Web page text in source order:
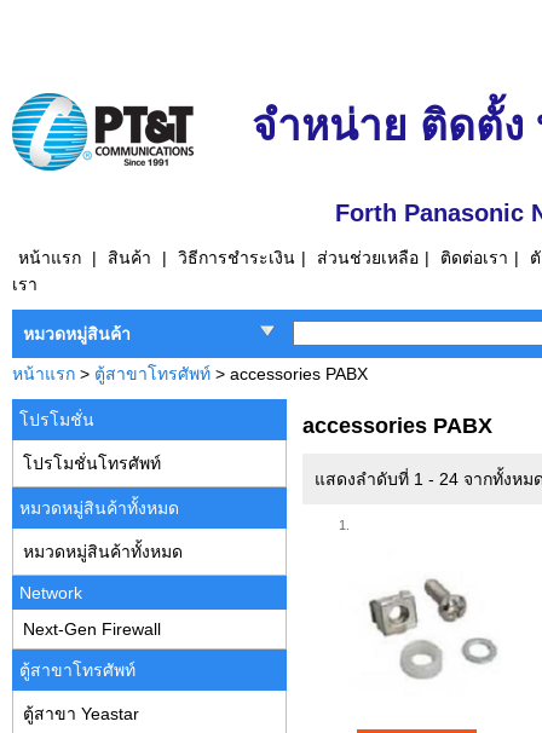
จำหน่าย ติดตั้ง
Forth Panasonic
หน้าแรก | สินค้า | วิธีการชำระเงิน | ส่วนช่วยเหลือ | ติดต่อเรา |
เรา
หมวดหมู่สินค้า
หน้าแรก > ตู้สาขาโทรศัพท์ > accessories PABX
accessories PABX
แสดงลำดับที่ 1 - 24 จากทั้งหม
1.
โปรโมชั่น
โปรโมชั่นโทรศัพท์
หมวดหมู่สินค้าทั้งหมด
หมวดหมู่สินค้าทั้งหมด
Network
Next-Gen Firewall
ตู้สาขาโทรศัพท์
ตู้สาขา Yeastar